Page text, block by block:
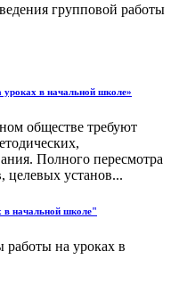
групповой работы
в начальной школе»
обществе требуют
Полного пересмотра
целевых установ...
начальной школе"
на уроках в